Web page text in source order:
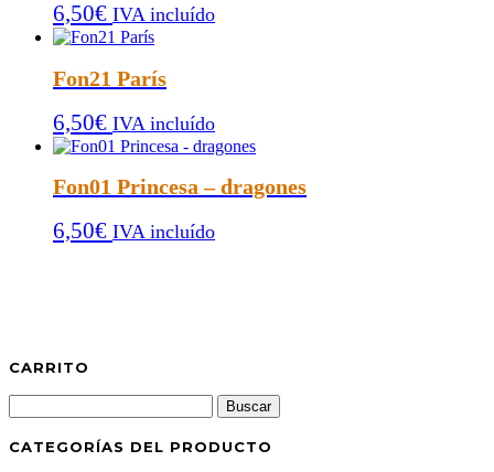
6,50€ IVA incluído
Fon21 París
6,50€ IVA incluído
Fon01 Princesa – dragones
6,50€ IVA incluído
CARRITO
CATEGORÍAS DEL PRODUCTO